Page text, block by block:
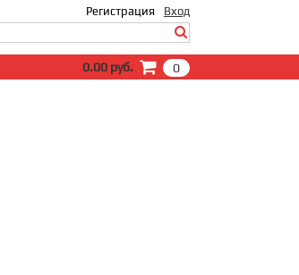
Вход
Регистрация
0
0.00 руб.